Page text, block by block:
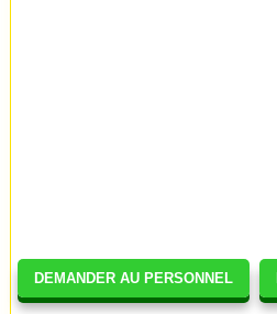
DEMANDER AU PERSONNEL